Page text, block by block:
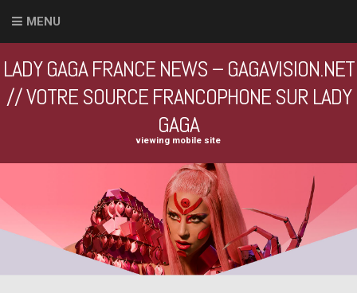
MENU
LADY GAGA FRANCE NEWS – GAGAVISION.NET
// VOTRE SOURCE FRANCOPHONE SUR LADY
GAGA
viewing mobile site